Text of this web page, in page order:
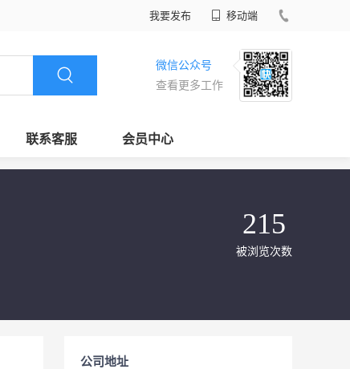
我要发布 移动端
微信公众号
查看更多工作
联系客服 会员中心
215
被浏览次数
公司地址